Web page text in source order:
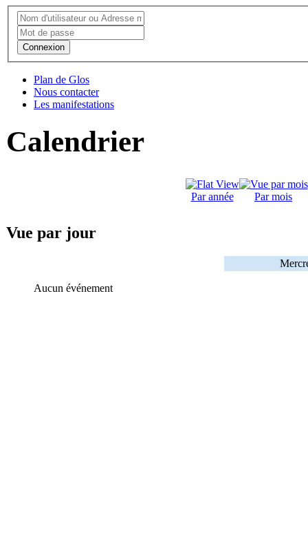
Connexion
Plan de Glos
Nous contacter
Les manifestations
Calendrier
Par année Par mois
Vue par jour
Aucun événement